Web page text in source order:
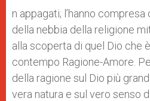
n appagati; l’hanno
della nebbia della religione
alla scoperta di quel Dio che
contempo Ragione-Amore.
della ragione sul Dio più
vera natura e sul vero senso